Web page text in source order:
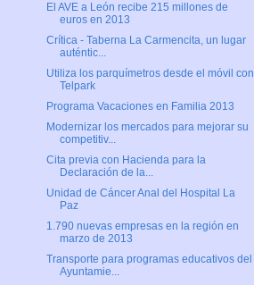
El AVE a León recibe 215 millones de
euros en 2013
Crítica - Taberna La Carmencita, un lugar
auténtic...
Utiliza los parquímetros desde el móvil con
Telpark
Programa Vacaciones en Familia 2013
Modernizar los mercados para mejorar su
competitiv...
Cita previa con Hacienda para la
Declaración de la...
Unidad de Cáncer Anal del Hospital La
Paz
1.790 nuevas empresas en la región en
marzo de 2013
Transporte para programas educativos del
Ayuntamie...